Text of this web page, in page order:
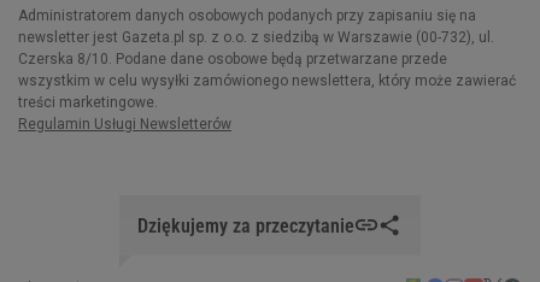
Dziękujemy za przeczytanie